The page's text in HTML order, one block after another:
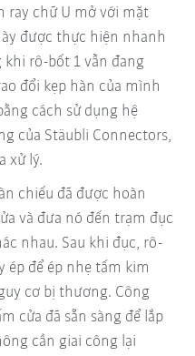
ray chữ U mở với mặt
được thực hiện nhanh
rô-bốt 1 vẫn đang
đổi kẹp hàn của mình
cách sử dụng hệ
của Stäubli Connectors,
xử lý.
chiếu đã được hoàn
và đưa nó đến trạm đục
nhau. Sau khi đục, rô-
ép để ép nhẹ tấm kim
cơ bị thương. Công
cửa đã sẵn sàng để lắp
cần giai công lại